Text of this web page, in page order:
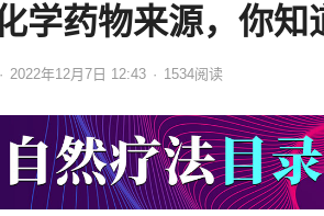
学药物来源，你知
· 2022年12月7日 12:43 · 1534阅读